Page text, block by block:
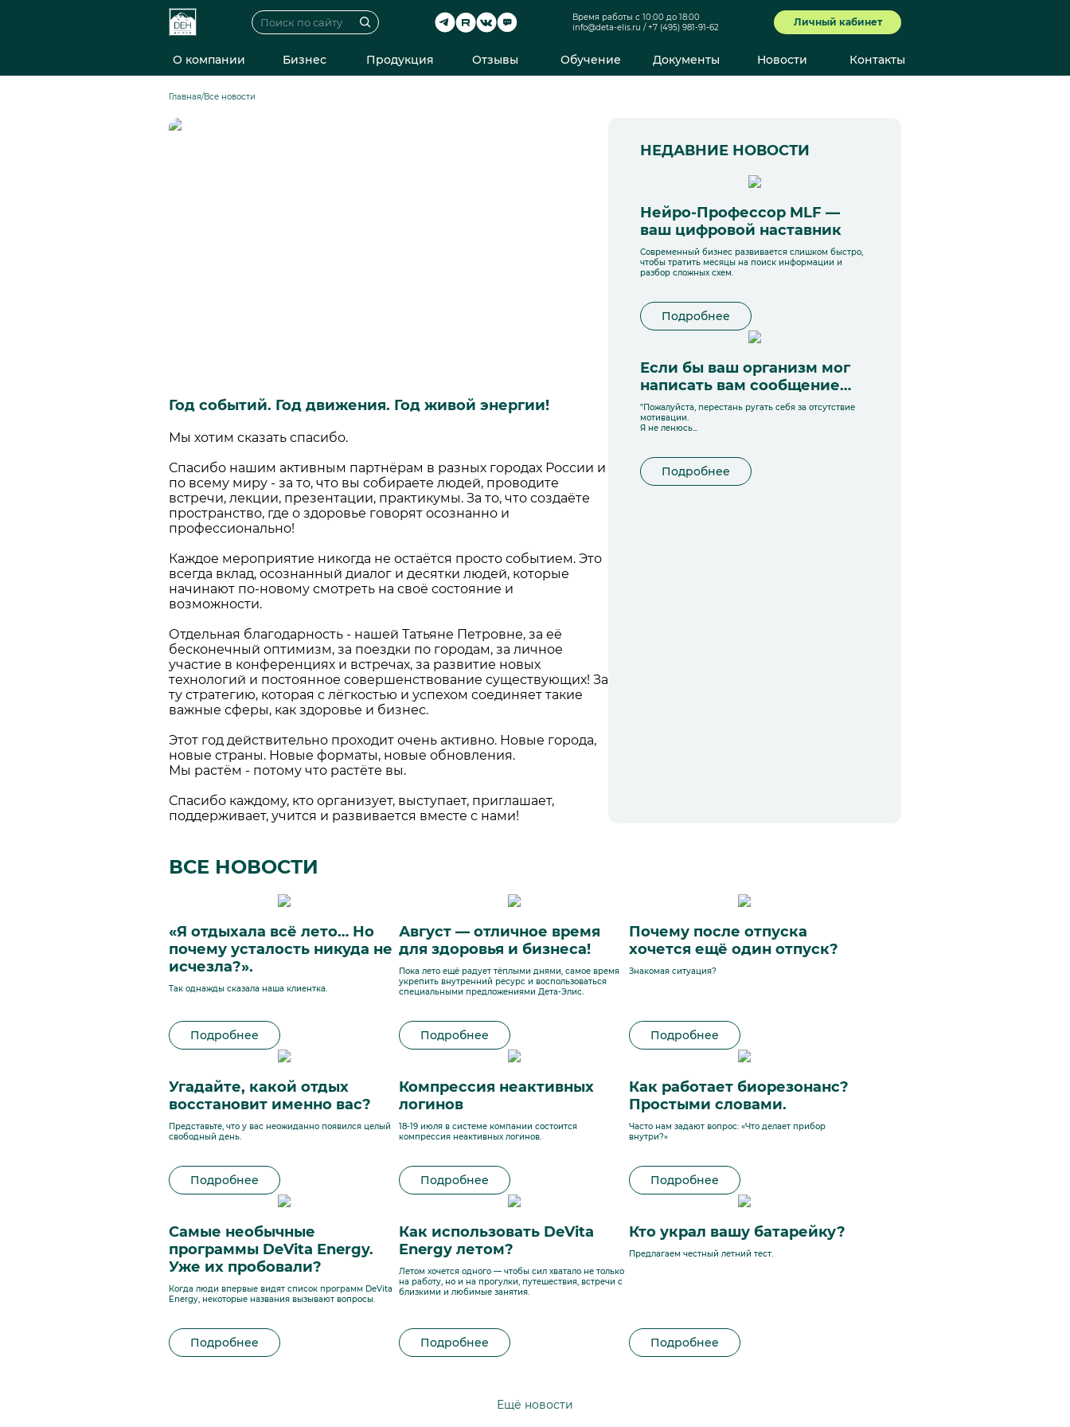
Время работы с 10:00 до 18:00
info@deta-elis.ru / +7 (495) 981-91-62 Личный кабинет
О компании Бизнес Продукция Отзывы Обучение Документы Новости Контакты
Главная/Все новости
Год событий. Год движения. Год живой энергии!
Мы хотим сказать спасибо.
Спасибо нашим активным партнёрам в разных городах России и
по всему миру - за то, что вы собираете людей, проводите
встречи, лекции, презентации, практикумы. За то, что создаёте
пространство, где о здоровье говорят осознанно и
профессионально!
Каждое мероприятие никогда не остаётся просто событием. Это
всегда вклад, осознанный диалог и десятки людей, которые
начинают по-новому смотреть на своё состояние и
возможности.
Отдельная благодарность - нашей Татьяне Петровне, за её
бесконечный оптимизм, за поездки по городам, за личное
участие в конференциях и встречах, за развитие новых
технологий и постоянное совершенствование существующих! За
ту стратегию, которая с лёгкостью и успехом соединяет такие
важные сферы, как здоровье и бизнес.
Этот год действительно проходит очень активно. Новые города,
новые страны. Новые форматы, новые обновления.
Мы растём - потому что растёте вы.
Спасибо каждому, кто организует, выступает, приглашает,
поддерживает, учится и развивается вместе с нами!
НЕДАВНИЕ НОВОСТИ
Нейро-Профессор MLF —
ваш цифровой наставник
Современный бизнес развивается слишком быстро,
чтобы тратить месяцы на поиск информации и
разбор сложных схем.
Подробнее
Если бы ваш организм мог
написать вам сообщение…
"Пожалуйста, перестань ругать себя за отсутствие
мотивации.
Я не ленюсь...
Подробнее
ВСЕ НОВОСТИ
«Я отдыхала всё лето… Но
почему усталость никуда не
исчезла?».
Так однажды сказала наша клиентка.
Подробнее
Август — отличное время
для здоровья и бизнеса!
Пока лето ещё радует тёплыми днями, самое время
укрепить внутренний ресурс и воспользоваться
специальными предложениями Дета-Элис.
Подробнее
Почему после отпуска
хочется ещё один отпуск?
Знакомая ситуация?
Подробнее
Угадайте, какой отдых
восстановит именно вас?
Представьте, что у вас неожиданно появился целый
свободный день.
Подробнее
Компрессия неактивных
логинов
18-19 июля в системе компании состоится
компрессия неактивных логинов.
Подробнее
Как работает биорезонанс?
Простыми словами.
Часто нам задают вопрос: «Что делает прибор
внутри?»
Подробнее
Самые необычные
программы DeVita Energy.
Уже их пробовали?
Когда люди впервые видят список программ DeVita
Energy, некоторые названия вызывают вопросы.
Подробнее
Как использовать DeVita
Energy летом?
Летом хочется одного — чтобы сил хватало не только
на работу, но и на прогулки, путешествия, встречи с
близкими и любимые занятия.
Подробнее
Кто украл вашу батарейку?
Предлагаем честный летний тест.
Подробнее
Ещё новости